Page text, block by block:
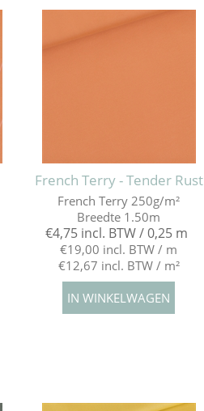
French Terry - Tender Rust
French Terry 250g/m²
Breedte 1.50m
€4,75 incl. BTW / 0,25 m
€19,00 incl. BTW / m
€12,67 incl. BTW / m²